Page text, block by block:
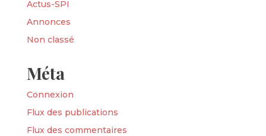
Actus-SPI
Annonces
Non classé
Méta
Connexion
Flux des publications
Flux des commentaires